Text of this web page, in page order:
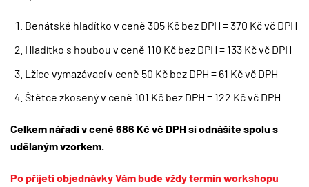
Benátské hladítko v ceně 305 Kč bez DPH = 370 Kč vč DPH
Hladítko s houbou v ceně 110 Kč bez DPH = 133 Kč vč DPH
Lžíce vymazávací v ceně 50 Kč bez DPH = 61 Kč vč DPH
Štětce zkosený v ceně 101 Kč bez DPH = 122 Kč vč DPH
Celkem nářadí v ceně 686 Kč vč DPH si odnášíte spolu s
udělaným vzorkem.
Po přijetí objednávky Vám bude vždy termín workshopu